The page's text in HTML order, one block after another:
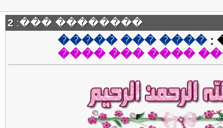
�������� ���:
2
���� ��� �����
����� ���� ���